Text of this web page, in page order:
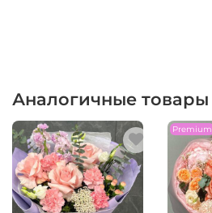
Аналогичные товары
Premium